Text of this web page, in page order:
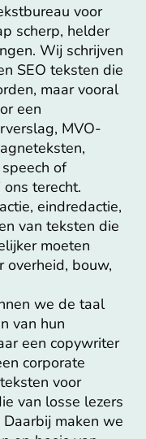
voor
scherp, helder
Wij schrijven
SEO teksten die
maar vooral
een
MVO-
of
terecht.
eindredactie,
van teksten die
moeten
overheid, bouw,
we de taal
van hun
een copywriter
corporate
voor
van losse lezers
maken we